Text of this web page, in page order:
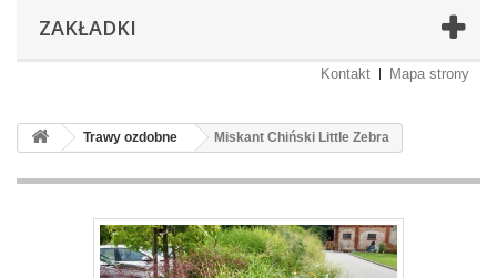
ZAKŁADKI
Kontakt Mapa strony
Trawy ozdobne Miskant Chiński Little Zebra